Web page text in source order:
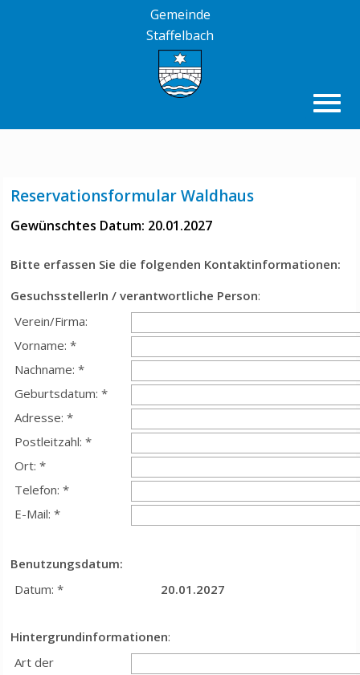
Gemeinde
Staffelbach
Reservationsformular Waldhaus
Gewünschtes Datum: 20.01.2027
Bitte erfassen Sie die folgenden Kontaktinformationen:
GesuchsstellerIn / verantwortliche Person:
Verein/Firma:
Vorname: *
Nachname: *
Geburtsdatum: *
Adresse: *
Postleitzahl: *
Ort: *
Telefon: *
E-Mail: *
Benutzungsdatum:
Datum: *
20.01.2027
Hintergrundinformationen:
Art der